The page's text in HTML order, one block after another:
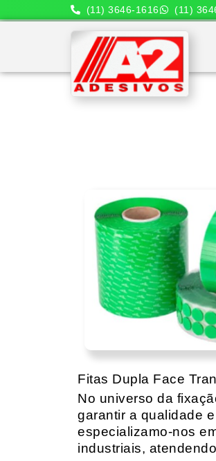
(11) 3646-1616 (11)
Fitas Dupla Face
No universo da
garantir a qualidade
especializamo-nos
industriais,